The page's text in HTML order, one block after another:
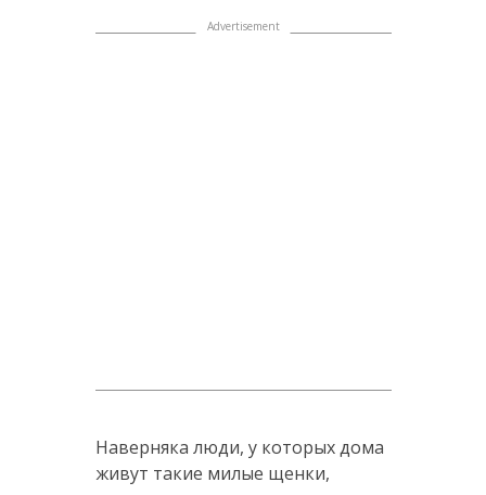
Наверняка люди, у которых дома
живут такие милые щенки,